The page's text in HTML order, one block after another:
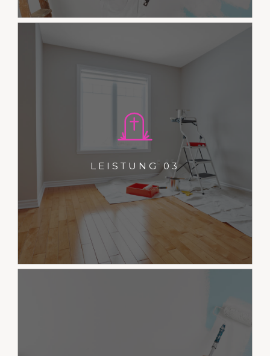
LEISTUNG 03
Dies ist ein Typoblindtext. An ihm
kann man sehen, ob alle
Buchstaben da sind und wie sie
aussehen.